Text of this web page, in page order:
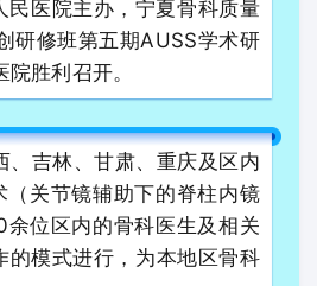
医院主办，宁夏骨科质量
研修班第五期AUSS学术研
胜利召开。
吉林、甘肃、重庆及区内
关节镜辅助下的脊柱内镜
位区内的骨科医生及相关
的模式进行，为本地区骨科